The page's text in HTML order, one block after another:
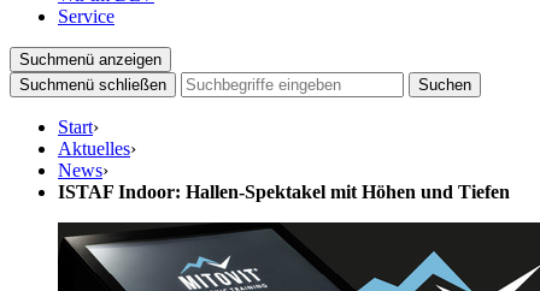
Service
Suchmenü anzeigen
Suchmenü schließen
Suchen
Start›
Aktuelles›
News›
ISTAF Indoor: Hallen-Spektakel mit Höhen und Tiefen